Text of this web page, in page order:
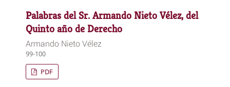
Palabras del Sr. Armando Nieto Vélez, del
Quinto año de Derecho
Armando Nieto Vélez
99-100
PDF